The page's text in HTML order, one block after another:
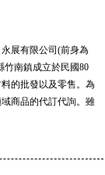
永展有限公司(前身為
竹南鎮成立於民國80
的批發以及零售。為
商品的代訂代詢。雖